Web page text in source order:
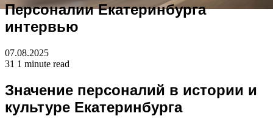
Персоналии Екатеринбурга
интервью
07.08.2025
31 1 minute read
Значение персоналий в истории и
культуре Екатеринбурга